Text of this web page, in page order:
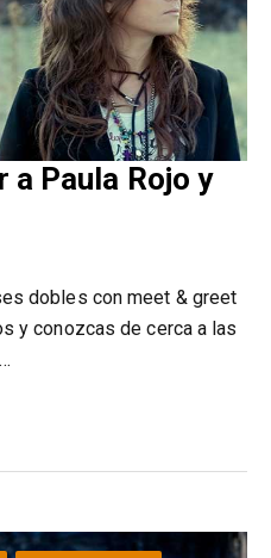
a Paula Rojo y
dobles con meet & greet
y conozcas de cerca a las